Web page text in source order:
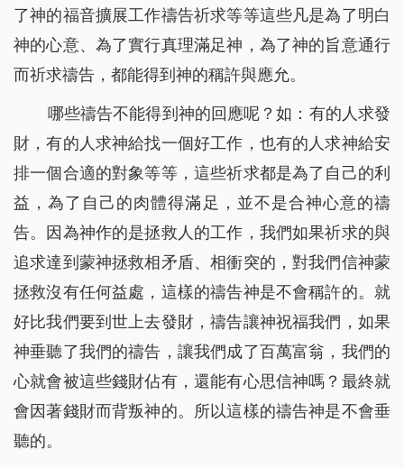
了神的福音擴展工作禱告祈求等等這些凡是為了明白
神的心意、為了實行真理滿足神，為了神的旨意通行
而祈求禱告，都能得到神的稱許與應允。
哪些禱告不能得到神的回應呢？如：有的人求發
財，有的人求神給找一個好工作，也有的人求神給安
排一個合適的對象等等，這些祈求都是為了自己的利
益，為了自己的肉體得滿足，並不是合神心意的禱
告。因為神作的是拯救人的工作，我們如果祈求的與
追求達到蒙神拯救相矛盾、相衝突的，對我們信神蒙
拯救沒有任何益處，這樣的禱告神是不會稱許的。就
好比我們要到世上去發財，禱告讓神祝福我們，如果
神垂聽了我們的禱告，讓我們成了百萬富翁，我們的
心就會被這些錢財佔有，還能有心思信神嗎？最終就
會因著錢財而背叛神的。所以這樣的禱告神是不會垂
聽的。